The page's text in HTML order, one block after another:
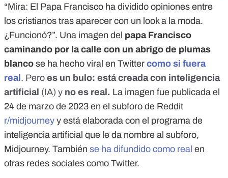
“Mira: El Papa Francisco ha dividido opiniones entre
los cristianos tras aparecer con un look a la moda.
¿Funcionó?”. Una imagen del papa Francisco
caminando por la calle con un abrigo de plumas
blanco se ha hecho viral en Twitter como si fuera
real . Pero es un bulo: está creada con inteligencia
artificial (IA) y no es real . La imagen fue publicada el
24 de marzo de 2023 en el subforo de Reddit
r/midjourney y está elaborada con el programa de
inteligencia artificial que le da nombre al subforo,
Midjourney. También se ha difundido como real en
otras redes sociales como Twitter.